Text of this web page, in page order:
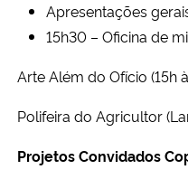
Apresentações
15h30 – Oficina de
Arte Além do Ofício (15h
Polifeira do Agricultor
Projetos Convidados